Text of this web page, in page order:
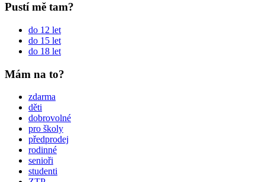
Pustí mě tam?
do 12 let
do 15 let
do 18 let
Mám na to?
zdarma
děti
dobrovolné
pro školy
předprodej
rodinné
senioři
studenti